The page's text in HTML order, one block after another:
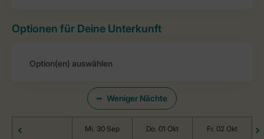
Optionen für Deine Unterkunft
Weniger Nächte
Mi. 30 Sep Do. 01 Okt Fr. 02 Okt